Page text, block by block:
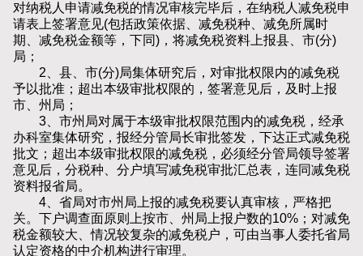
对纳税人申请减免税的情况审核完毕后，在纳税人减免税申
请表上签署意见(包括政策依据、减免税种、减免所属时
期、减免税金额等，下同)，将减免税资料上报县、市(分)
局；
2、县、市(分)局集体研究后，对审批权限内的减免税
予以批准；超出本级审批权限的，签署意见后，及时上报
市、州局；
3、市州局对属于本级审批权限范围内的减免税，经承
办科室集体研究，报经分管局长审批签发，下达正式减免税
批文；超出本级审批权限的减免税，必须经分管局领导签署
意见后，分税种、分户填写减免税审批汇总表，连同减免税
资料报省局。
4、省局对市州局上报的减免税要认真审核，严格把
关。下户调查面原则上按市、州局上报户数的10%；对减免
税金额较大、情况较复杂的减免税户，可由当事人委托省局
认定资格的中介机构进行审理。